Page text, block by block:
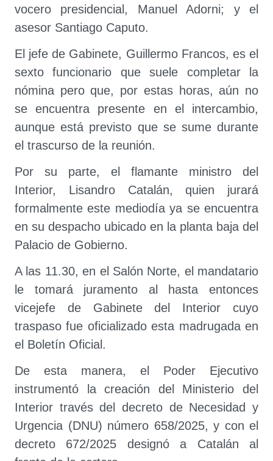
vocero presidencial, Manuel Adorni; y el
asesor Santiago Caputo.
El jefe de Gabinete, Guillermo Francos, es el
sexto funcionario que suele completar la
nómina pero que, por estas horas, aún no
se encuentra presente en el intercambio,
aunque está previsto que se sume durante
el trascurso de la reunión.
Por su parte, el flamante ministro del
Interior, Lisandro Catalán, quien jurará
formalmente este mediodía ya se encuentra
en su despacho ubicado en la planta baja del
Palacio de Gobierno.
A las 11.30, en el Salón Norte, el mandatario
le tomará juramento al hasta entonces
vicejefe de Gabinete del Interior cuyo
traspaso fue oficializado esta madrugada en
el Boletín Oficial.
De esta manera, el Poder Ejecutivo
instrumentó la creación del Ministerio del
Interior través del decreto de Necesidad y
Urgencia (DNU) número 658/2025, y con el
decreto 672/2025 designó a Catalán al